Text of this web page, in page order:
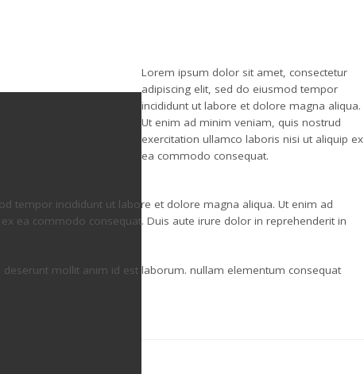
Lorem ipsum dolor sit amet, consectetur
adipiscing elit, sed do eiusmod tempor
incididunt ut labore et dolore magna aliqua.
Ut enim ad minim veniam, quis nostrud
exercitation ullamco laboris nisi ut aliquip ex
ea commodo consequat.
tempor incididunt ut labore et dolore magna aliqua. Ut enim ad
ea commodo consequat. Duis aute irure dolor in reprehenderit in
mollit anim id est laborum. nullam elementum consequat